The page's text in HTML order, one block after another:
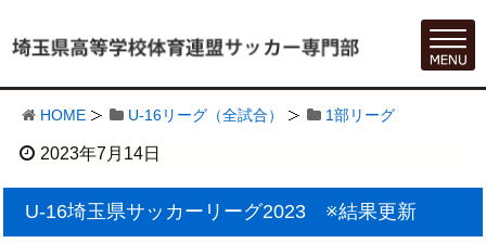
HOME U-16リーグ（全試合） 1部リーグ
2023年7月14日
U-16埼玉県サッカーリーグ2023 ※結果更新